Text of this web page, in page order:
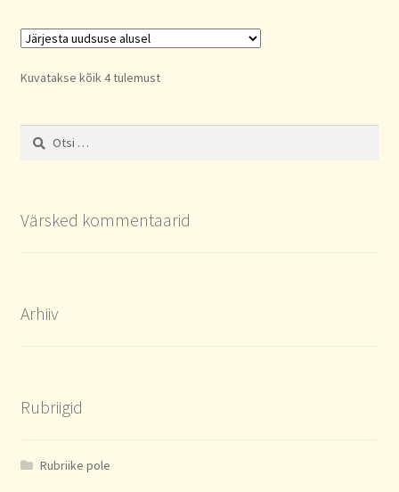
Kuvatakse kõik 4 tulemustSorted
Otsi:
Värsked kommentaarid
Arhiiv
Rubriigid
Rubriike pole